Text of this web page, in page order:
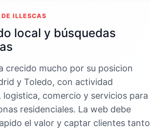
ILLESCAS
local y búsquedas
crecido mucho por su posicion
y Toledo, con actividad
logistica, comercio y servicios para
residenciales. La web debe
el valor y captar clientes tanto